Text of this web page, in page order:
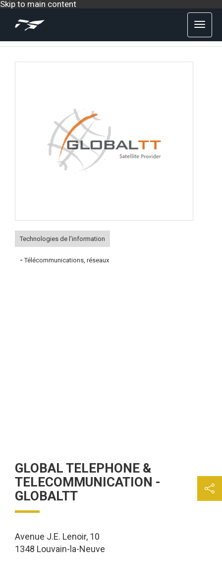
Skip to main content
Technologies de l'information
- Télécommunications, réseaux
GLOBAL TELEPHONE &
TELECOMMUNICATION -
GLOBALTT
Avenue J.E. Lenoir, 10
1348 Louvain-la-Neuve